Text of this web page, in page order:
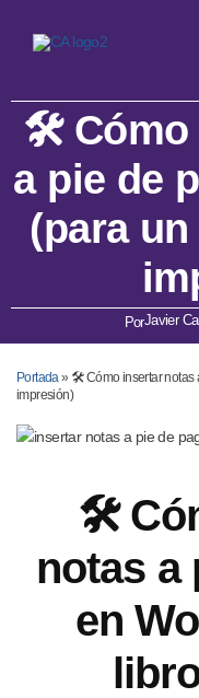
🛠️ Cómo
a pie de
(para
PorJavier
Portada» 🛠️ Cómo insertar notas
impresión)
🛠️
notas a
en